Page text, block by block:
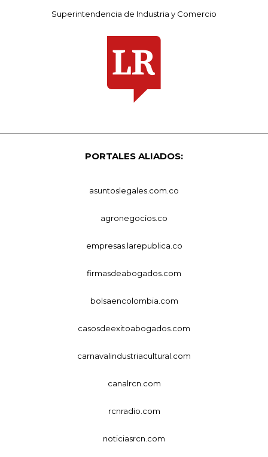
Superintendencia de Industria y Comercio
PORTALES ALIADOS:
asuntoslegales.com.co
agronegocios.co
empresas.larepublica.co
firmasdeabogados.com
bolsaencolombia.com
casosdeexitoabogados.com
carnavalindustriacultural.com
canalrcn.com
rcnradio.com
noticiasrcn.com